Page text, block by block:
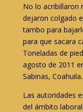
No lo acribillaron
dejaron colgado
tambo para
para que sacara
Toneladas de
agosto de 2011
Sabinas, Coahuila.
Las autoridades
del ámbito